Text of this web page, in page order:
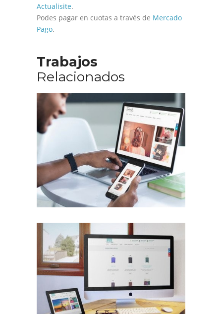
Actualisite.
Podes pagar en cuotas a través de Mercado
Pago.
Trabajos
Relacionados
Rediseño Web con Tienda Virtual
Trabajos Web
Diseño Web con Tienda Virtual
Trabajos Web